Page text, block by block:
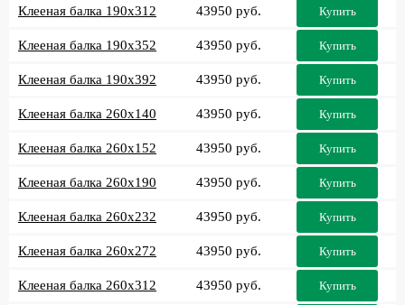
Клееная балка 190x312 43950 руб. Купить
Клееная балка 190x352 43950 руб. Купить
Клееная балка 190x392 43950 руб. Купить
Клееная балка 260x140 43950 руб. Купить
Клееная балка 260x152 43950 руб. Купить
Клееная балка 260x190 43950 руб. Купить
Клееная балка 260x232 43950 руб. Купить
Клееная балка 260x272 43950 руб. Купить
Клееная балка 260x312 43950 руб. Купить